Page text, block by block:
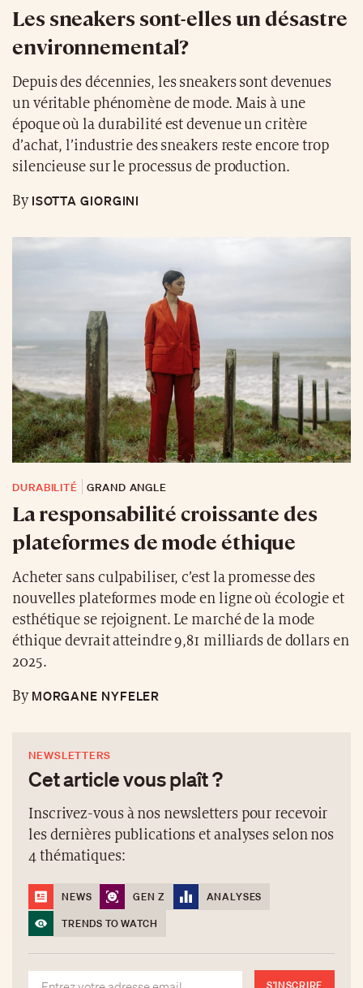
Les sneakers sont-elles un désastre
environnemental?
Depuis des décennies, les sneakers sont devenues
un véritable phénomène de mode. Mais à une
époque où la durabilité est devenue un critère
d’achat, l’industrie des sneakers reste encore trop
silencieuse sur le processus de production.
ByISOTTA GIORGINI
DURABILITÉ GRAND ANGLE
La responsabilité croissante des
plateformes de mode éthique
Acheter sans culpabiliser, c’est la promesse des
nouvelles plateformes mode en ligne où écologie et
esthétique se rejoignent. Le marché de la mode
éthique devrait atteindre 9,81 milliards de dollars en
2025.
ByMORGANE NYFELER
NEWSLETTERS
Cet article vous plaît ?
Inscrivez-vous à nos newsletters pour recevoir
les dernières publications et analyses selon nos
4 thématiques:
NEWS GEN Z
ANALYSES
TRENDS TO WATCH